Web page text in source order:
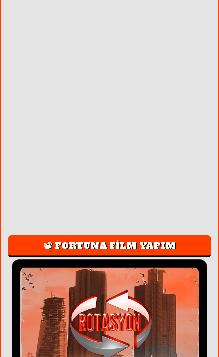
📽️ FORTUNA FİLM YAPIM